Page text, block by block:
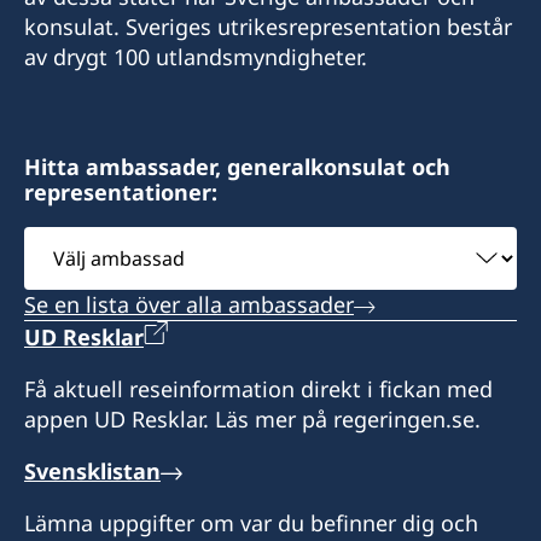
konsulat. Sveriges utrikesrepresentation består
av drygt 100 utlandsmyndigheter.
Hitta ambassader, generalkonsulat och
representationer:
Välj
ambassad
Se en lista över alla ambassader
UD Resklar
Få aktuell reseinformation direkt i fickan med
appen UD Resklar. Läs mer på regeringen.se.
Svensklistan
Lämna uppgifter om var du befinner dig och